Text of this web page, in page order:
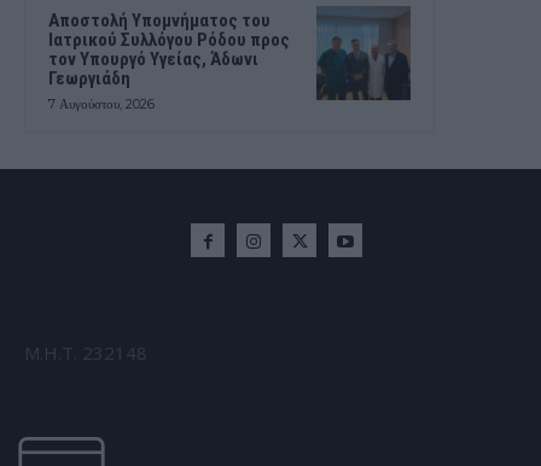
Αποστολή Υπομνήματος του
Ιατρικού Συλλόγου Ρόδου προς
τον Υπουργό Υγείας, Άδωνι
Γεωργιάδη
7 Αυγούστου, 2026
Μ.Η.Τ. 232148